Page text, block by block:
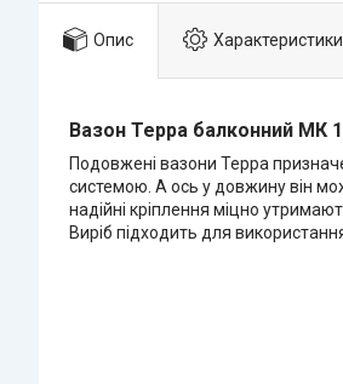
Опис Характеристики
Вазон Терра балконний МК
Подовжені вазони Терра
системою. А ось у довжину він
надійні кріплення міцно
Виріб підходить для